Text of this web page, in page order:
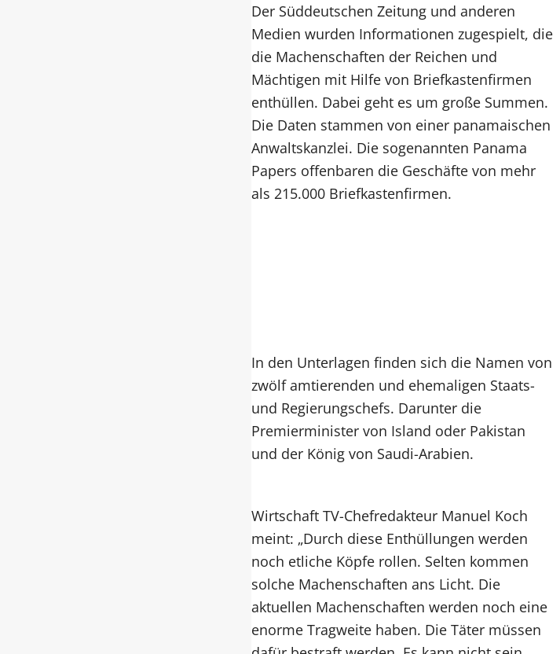
Der Süddeutschen Zeitung und anderen
Medien wurden Informationen zugespielt, die
die Machenschaften der Reichen und
Mächtigen mit Hilfe von Briefkastenfirmen
enthüllen. Dabei geht es um große Summen.
Die Daten stammen von einer panamaischen
Anwaltskanzlei. Die sogenannten Panama
Papers offenbaren die Geschäfte von mehr
als 215.000 Briefkastenfirmen.
In den Unterlagen finden sich die Namen von
zwölf amtierenden und ehemaligen Staats-
und Regierungschefs. Darunter die
Premierminister von Island oder Pakistan
und der König von Saudi-Arabien.
Wirtschaft TV-Chefredakteur Manuel Koch
meint: „Durch diese Enthüllungen werden
noch etliche Köpfe rollen. Selten kommen
solche Machenschaften ans Licht. Die
aktuellen Machenschaften werden noch eine
enorme Tragweite haben. Die Täter müssen